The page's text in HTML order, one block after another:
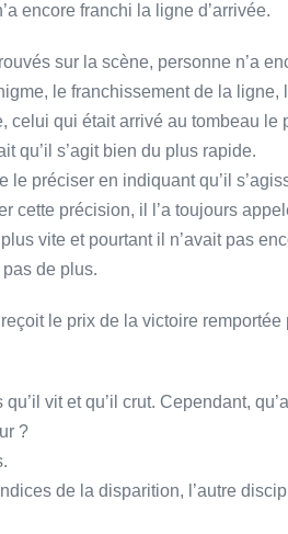
encore franchi la ligne d’arrivée.
sur la scène, personne n’a
le franchissement de la
celui qui était arrivé au tombeau le
qu’il s’agit bien du plus rapide.
le préciser en indiquant qu’il
cette précision, il l’a toujours
vite et pourtant il n’avait pas
de plus.
le prix de la victoire
vit et qu’il crut. Cependant,
?
de la disparition, l’autre